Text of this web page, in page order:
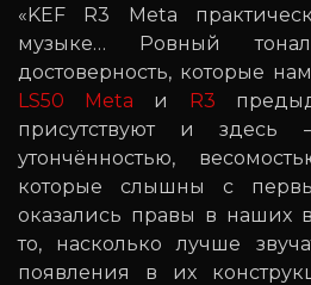
«KEF R3 Meta
музыке… Ровный
достоверность, которые
LS50 Meta и R3
присутствуют и
утончённостью,
которые слышны с
оказались правы в наших
то, насколько лучше
появления в их